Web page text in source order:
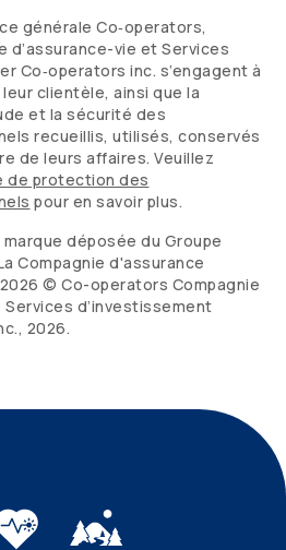
générale Co‑operators,
d’assurance-vie et Services
Co‑operators inc. s’engagent à
clientèle, ainsi que la
et la sécurité des
recueillis, utilisés, conservés
de leurs affaires. Veuillez
de protection des
pour en savoir plus.
déposée du Groupe
Compagnie d'assurance
2026 © Co-operators Compagnie
d’investissement
2026.